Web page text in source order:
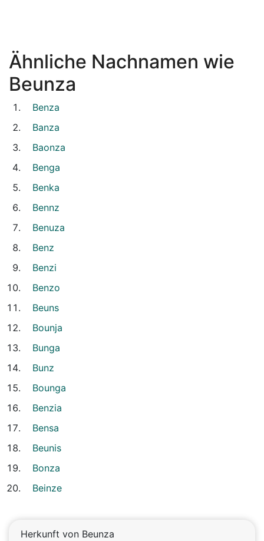
Ähnliche Nachnamen wie
Beunza
Benza
Banza
Baonza
Benga
Benka
Bennz
Benuza
Benz
Benzi
Benzo
Beuns
Bounja
Bunga
Bunz
Bounga
Benzia
Bensa
Beunis
Bonza
Beinze
Herkunft von Beunza